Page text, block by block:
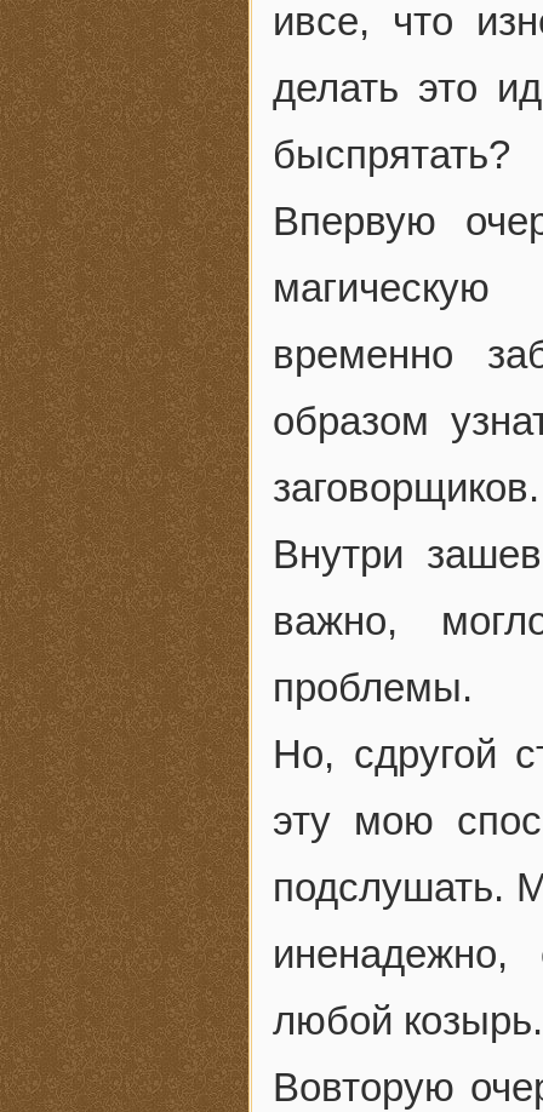
ивсе, что
делать это
быспрятать?
Впервую
временно
образом
заговорщиков.
Внутри
важно,
проблемы.
Но, сдругой
эту мою
подслушать.
любой козырь.
Вовторую